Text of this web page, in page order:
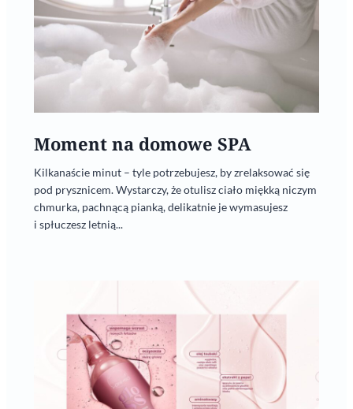
Moment na domowe SPA
Kilkanaście minut – tyle potrzebujesz, by zrelaksować się
pod prysznicem. Wystarczy, że otulisz ciało miękką niczym
chmurka, pachnącą pianką, delikatnie je wymasujesz
i spłuczesz letnią...